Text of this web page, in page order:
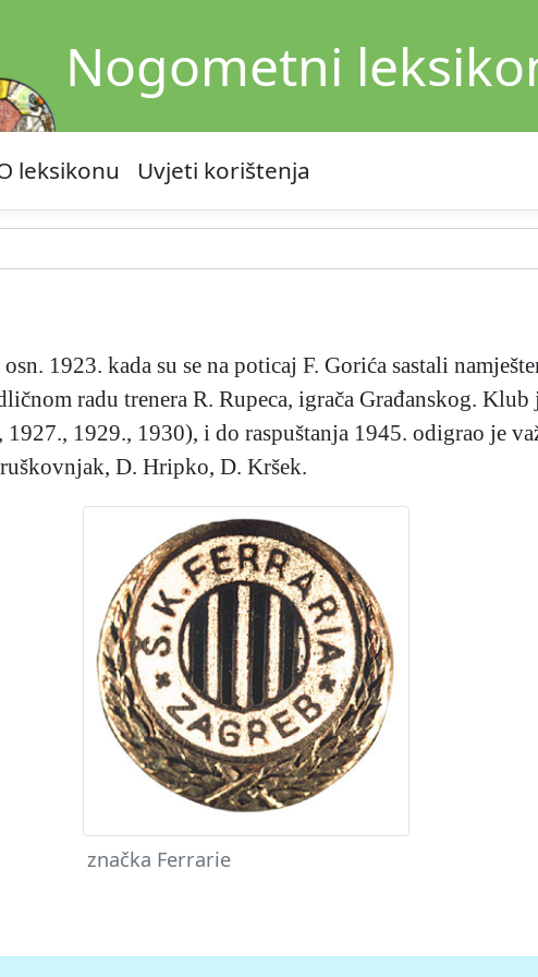
Nogometni
leksikonu Uvjeti korištenja
1923. kada su se na poticaj F. Gorića sastali
radu trenera R. Rupeca, igrača Građanskog. Klub
1927., 1929., 1930), i do raspuštanja 1945. odigrao je
D. Hripko, D. Kršek.
značka Ferrarie